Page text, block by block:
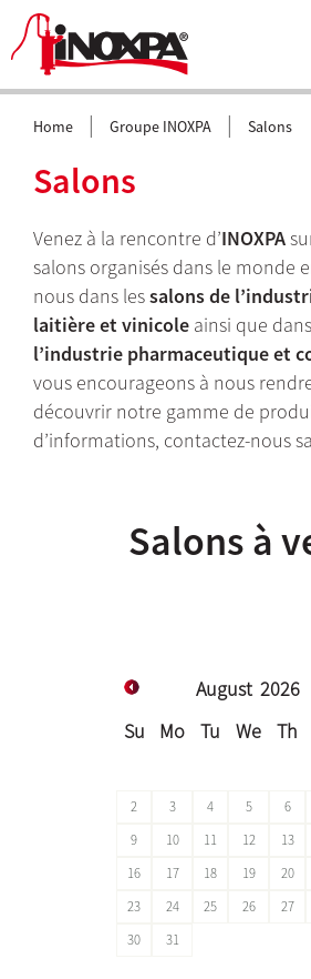
Home | Groupe INOXPA | Salons
Salons
Venez à la rencontre d’INOXPA
salons organisés dans le monde
nous dans lessalons de
laitière et vinicole ainsi que
l’industrie pharmaceutique et
vous encourageons à nous
découvrir notre gamme de
d’informations, contactez-nous
Salons à
August 2026
Su
Mo Tu We Th
2
3 4 5 6
9
10 11 12 13
16
17 18 19 20
23
24 25 26 27
30
31